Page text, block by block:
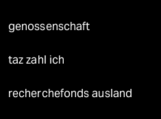
genossenschaft
taz zahl ich
recherchefonds ausland